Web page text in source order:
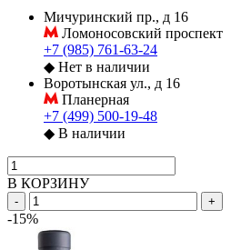
Мичуринский пр., д 16
Ломоносовский проспект
+7 (985) 761-63-24
◆ Нет в наличии
Воротынская ул., д 16
Планерная
+7 (499) 500-19-48
◆ В наличии
В КОРЗИНУ
- +
-15%